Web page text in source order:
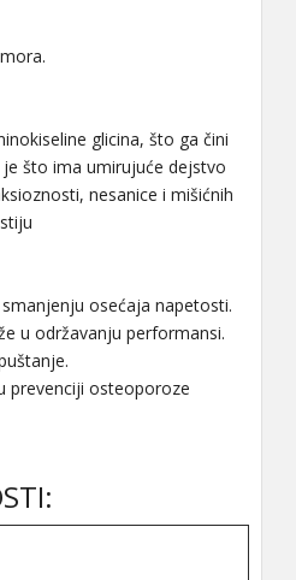
glicina, što ga čini
što ima umirujuće dejstvo
nesanice i mišićnih
osećaja napetosti.
u održavanju performansi.
prevenciji osteoporoze